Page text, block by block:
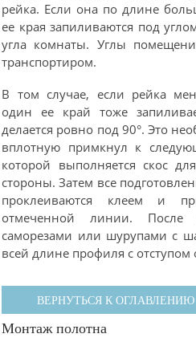
рейка. Если она по длине
ее края запиливаются под
угла комнаты. Углы
транспортиром.
В том случае, если рейка
один ее край тоже
делается ровно под 90°. Это
вплотную примкнул к
которой выполняется скос
стороны. Затем все
проклеиваются клеем и
отмеченной линии. После
саморезами или шурупами с
всей длине профиля с отступом
ВЕРНУТЬСЯ К ОГЛАВЛЕНИЮ
Монтаж полотна